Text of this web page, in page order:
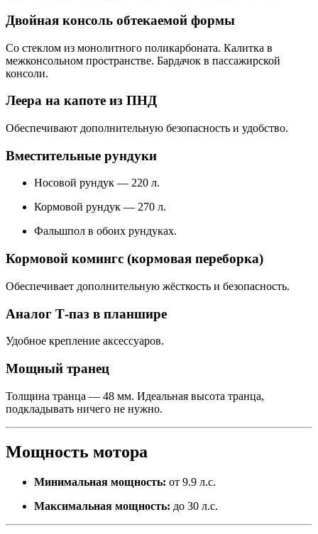
Двойная консоль обтекаемой формы
Со стеклом из монолитного поликарбоната. Калитка в
межконсольном пространстве. Бардачок в пассажирской
консоли.
Леера на капоте из ПНД
Обеспечивают дополнительную безопасность и удобство.
Вместительные рундуки
Носовой рундук — 220 л.
Кормовой рундук — 270 л.
Фальшпол в обоих рундуках.
Кормовой комингс (кормовая переборка)
Обеспечивает дополнительную жёсткость и безопасность.
Аналог Т-паз в планшире
Удобное крепление аксессуаров.
Мощный транец
Толщина транца — 48 мм. Идеальная высота транца,
подкладывать ничего не нужно.
Мощность мотора
Минимальная мощность: от 9.9 л.с.
Максимальная мощность: до 30 л.с.